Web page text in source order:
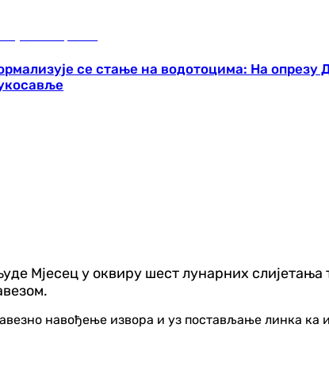
се стање на водотоцима: На
Мјесец у оквиру шест лунарних
навођење извора и уз постављање линка ка